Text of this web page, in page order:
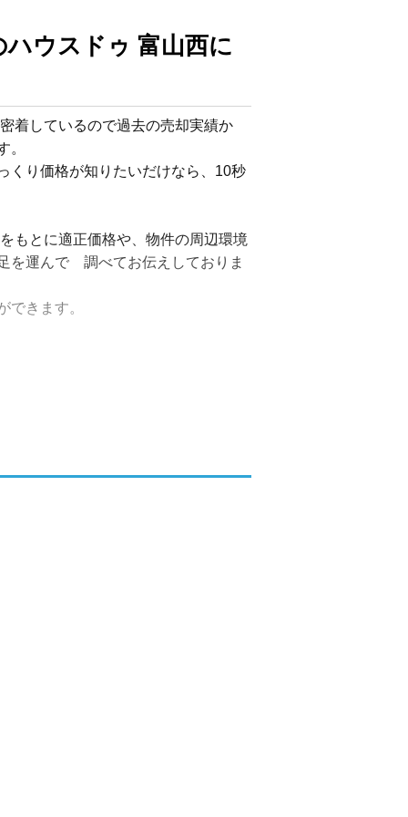
ウスドゥ 富山西に
着しているので過去の売却実績か
。
くり価格が知りたいだけなら、10秒
もとに適正価格や、物件の周辺環境
を運んで　調べてお伝えしておりま
できます。
れる方も多くいらっしゃいます。
。